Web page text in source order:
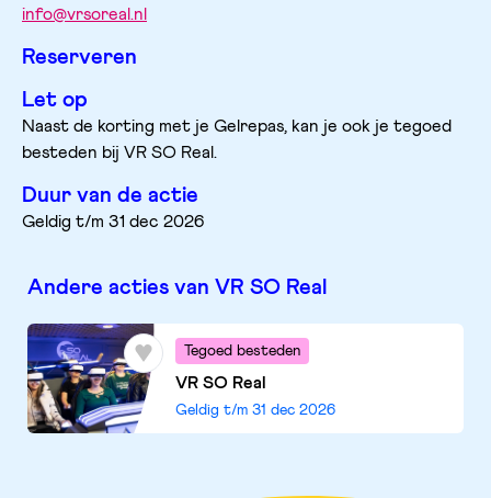
info@vrsoreal.nl
Reserveren
Let op
Naast de korting met je Gelrepas, kan je ook je tegoed
besteden bij VR SO Real.
Duur van de actie
Geldig t/m 31 dec 2026
Andere acties van VR SO Real
Tegoed besteden
VR SO Real
Geldig t/m 31 dec 2026